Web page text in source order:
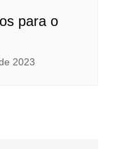
para o
2023